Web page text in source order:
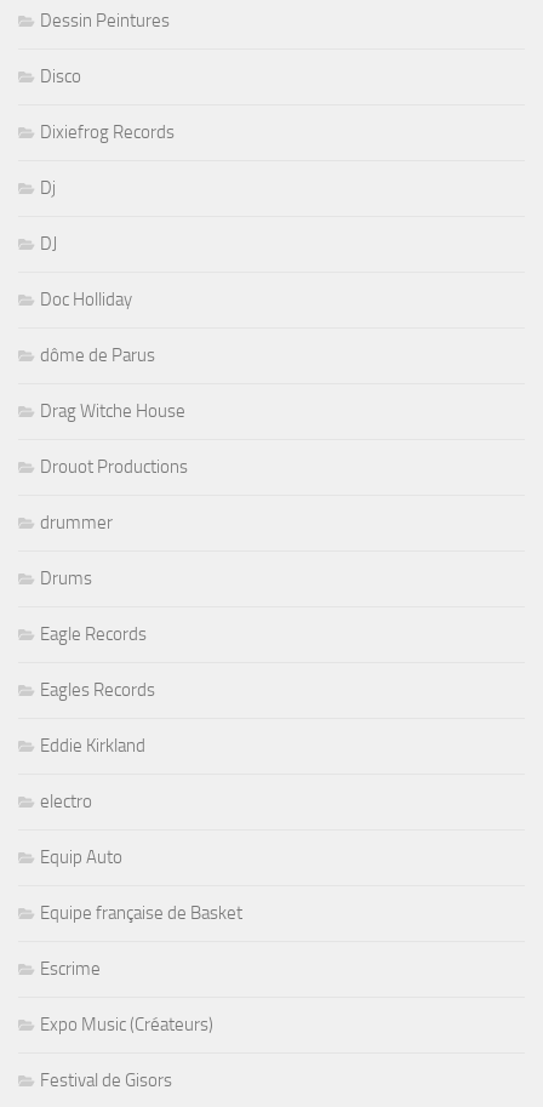
Dessin Peintures
Disco
Dixiefrog Records
Dj
DJ
Doc Holliday
dôme de Parus
Drag Witche House
Drouot Productions
drummer
Drums
Eagle Records
Eagles Records
Eddie Kirkland
electro
Equip Auto
Equipe française de Basket
Escrime
Expo Music (Créateurs)
Festival de Gisors